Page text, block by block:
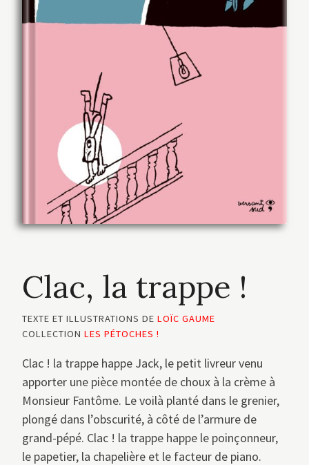
Clac, la trappe !
TEXTE ET ILLUSTRATIONS DE LOÏC GAUME
COLLECTION LES PÉTOCHES !
Clac ! la trappe happe Jack, le petit livreur venu
apporter une pièce montée de choux à la crème à
Monsieur Fantôme. Le voilà planté dans le grenier,
plongé dans l’obscurité, à côté de l’armure de
grand-pépé. Clac ! la trappe happe le poinçonneur,
le papetier, la chapelière et le facteur de piano.